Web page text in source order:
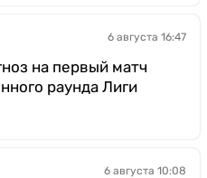
6 августа 16:47
на первый матч
раунда Лиги
6 августа 10:08